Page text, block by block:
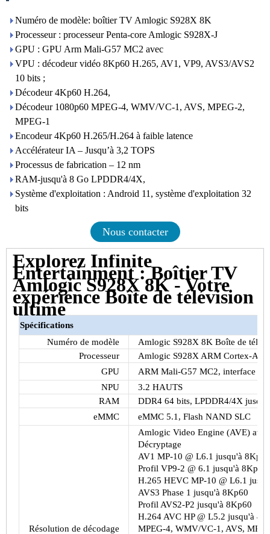
Numéro de modèle: boîtier TV Amlogic S928X 8K
Processeur : processeur Penta-core Amlogic S928X-J
GPU : GPU Arm Mali-G57 MC2 avec
VPU : décodeur vidéo 8Kp60 H.265, AV1, VP9, ​​AVS3/AVS2
10 bits ;
Décodeur 4Kp60 H.264,
Décodeur 1080p60 MPEG-4, WMV/VC-1, AVS, MPEG-2,
MPEG-1
Encodeur 4Kp60 H.265/H.264 à faible latence
Accélérateur IA – Jusqu’à 3,2 TOPS
Processus de fabrication – 12 nm
RAM-jusqu'à 8 Go LPDDR4/4X,
Système d'exploitation : Android 11, système d'exploitation 32
bits
Nous contacter
Explorez Infinite
Entertainment : Boîtier TV
Amlogic S928X 8K - Votre
expérience Boîte de télévision
ultime
Spécifications
Numéro de modèle
Amlogic S928X 8K Boîte de
Processeur
Amlogic S928X ARM Cortex-
GPU
ARM Mali-G57 MC2, interface
NPU
3.2 HAUTS
RAM
DDR4 64 bits, LPDDR4/4X
eMMC
eMMC 5.1, Flash NAND SLC
Résolution de décodage
Amlogic Video Engine (AVE)
Décryptage
AV1 MP-10 @ L6.1 jusqu'à 8Kp60
Profil VP9-2 @ 6.1 jusqu'à 8Kp60
H.265 HEVC MP-10 @ L6.1
AVS3 Phase 1 jusqu'à 8Kp60
Profil AVS2-P2 jusqu'à 8Kp60
H.264 AVC HP @ L5.2 jusqu'à
MPEG-4, WMV/VC-1, AVS,